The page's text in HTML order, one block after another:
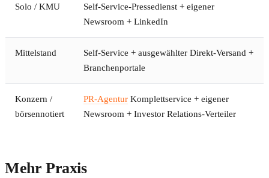
Solo / KMU
Self-Service-Pressedienst + eigener
Newsroom + LinkedIn
Mittelstand
Self-Service + ausgewählter Direkt-Versand +
Branchenportale
Konzern /
börsennotiert
PR-Agentur Komplettservice + eigener
Newsroom + Investor Relations-Verteiler
Mehr Praxis